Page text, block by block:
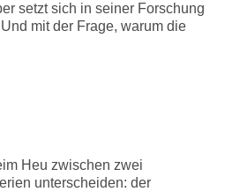
setzt sich in seiner Forschung
mit der Frage, warum die
Heu zwischen zwei
unterscheiden: der